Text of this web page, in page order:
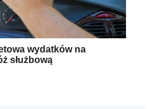
wydatków na
służbową